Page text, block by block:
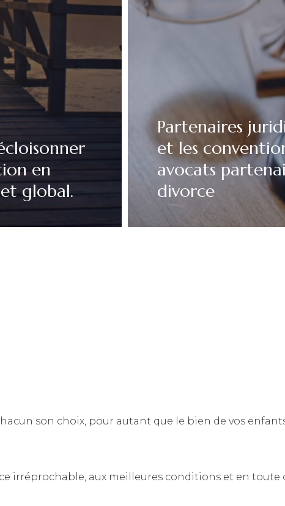
en
global.
Partenaires
et les
avocats
divorce
son choix, pour autant que le bien de vos
irréprochable, aux meilleures conditions et en